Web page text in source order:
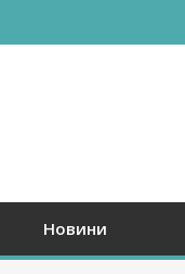
Новини